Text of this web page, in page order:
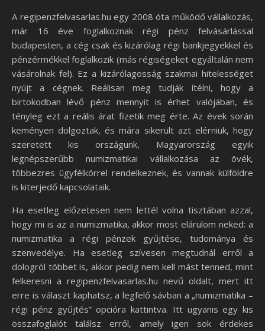
A regipenzfelvasarlas.hu egy 2008 óta működő vállalkozás,
már 16 éve foglalkoznak régi pénz felvásárlással
budapesten, a cég csak és kizárólag régi bankjegyekkel és
pénzérmékkel foglalkozik (más régiségeket egyáltalán nem
vásárolnak fel). Ez a kizárólagosság szakmai hitelességet
nyújt a cégnek. Reálisan meg tudják ítélni, hogy a
birtokodban lévő pénz mennyit is érhet valójában, és
tényleg ezt a reális árat fizetik meg érte. Az évek során
keményen dolgoztak, és mára sikerült azt elérniük, hogy
szeretett kis országunk, Magyarország egyik
legnépszerűbb numizmatikai vállalkozása az övék,
többezres ügyfélkörrel rendelkeznek, és vannak külföldre
is kiterjedő kapcsolataik.
Ha esetleg előzetesen nem lettél volna tisztában azzal,
hogy mi is az a numizmatika, akkor most elárulom neked: a
numizmatika a régi pénzek gyűjtése, tudománya és
szenvedélye. Ha esetleg szívesen megtudnál erről a
dologról többet is, akkor pedig nem kell mást tenned, mint
felkeresni a regipenzfelvasarlas.hu nevű oldalt, mert itt
erre is választ kaphatsz, a legfelő sávban a „numizmatika –
régi pénz gyűjtés” opcióra kattintva. Itt ugyanis egy kis
összafoglalót találsz erről, amely igen sok érdekes